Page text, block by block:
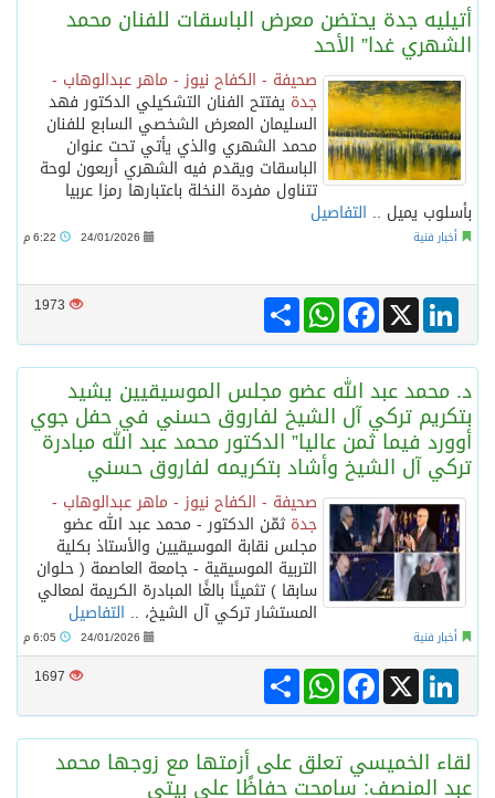
أتيليه جدة يحتضن معرض الباسقات للفنان محمد
الشهري غدا” الأحد
صحيفة - الكفاح نيوز - ماهر عبدالوهاب -
جدة يفتتح الفنان التشكيلي الدكتور فهد
السليمان المعرض الشخصي السابع للفنان
محمد الشهري والذي يأتي تحت عنوان
الباسقات ويقدم فيه الشهري أربعون لوحة
تتناول مفردة النخلة باعتبارها رمزا عربيا
بأسلوب يميل .. التفاصيل
أخبار فنية 24/01/2026
1973 Share
WhatsAppFacebook X
LinkedIn
د. محمد عبد الله عضو مجلس الموسيقيين يشيد
بتكريم تركي آل الشيخ لفاروق حسني في حفل جوي
أوورد فيما ثمن عاليا” الدكتور محمد عبد الله مبادرة
تركي آل الشيخ وأشاد بتكريمه لفاروق حسني
صحيفة - الكفاح نيوز - ماهر عبدالوهاب -
جدة ثمّن الدكتور - محمد عبد الله عضو
مجلس نقابة الموسيقيين والأستاذ بكلية
التربية الموسيقية - جامعة العاصمة ( حلوان
سابقا ) تثمينًا بالغًا المبادرة الكريمة لمعالي
المستشار تركي آل الشيخ، .. التفاصيل
أخبار فنية 24/01/2026
1697 Share
WhatsAppFacebook X
LinkedIn
لقاء الخميسي تعلق على أزمتها مع زوجها محمد
عبد المنصف: سامحت حفاظًا على بيتي